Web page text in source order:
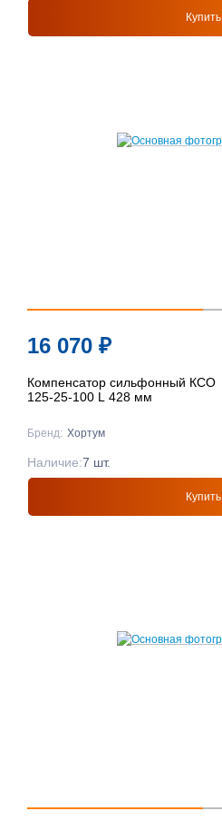
Купить
16 070 ₽
Компенсатор сильфонный КСО
125-25-100 L 428 мм
Бренд: Хортум
Купить
Наличие:7 шт.